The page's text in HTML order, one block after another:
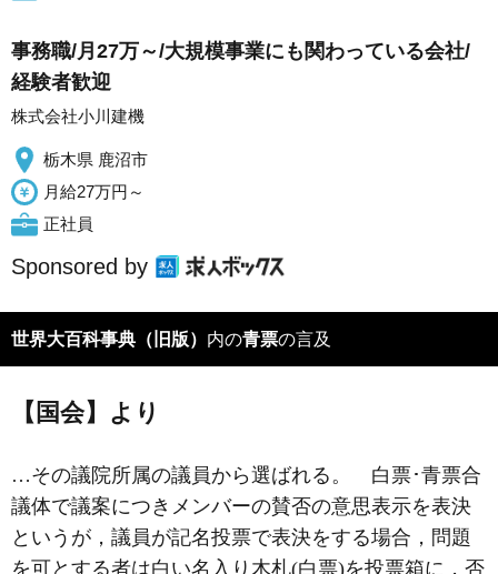
事務職/月27万～/大規模事業にも関わっている会社/
経験者歓迎
株式会社小川建機
栃木県 鹿沼市
月給27万円～
正社員
Sponsored by
世界大百科事典（旧版） 内の青票の言及
【国会】より
…その議院所属の議員から選ばれる。 白票･青票合
議体で議案につきメンバーの賛否の意思表示を表決
というが，議員が記名投票で表決をする場合，問題
を可とする者は白い名入り木札(白票)を投票箱に，否